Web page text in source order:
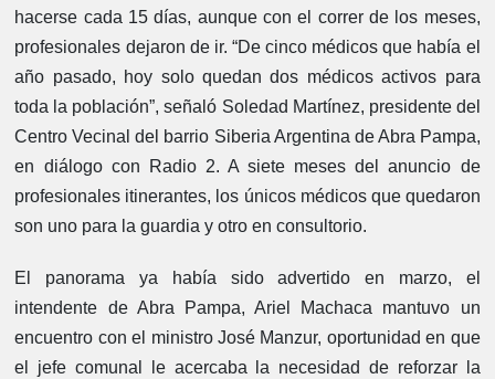
hacerse cada 15 días, aunque con el correr de los meses,
profesionales dejaron de ir. “De cinco médicos que había el
año pasado, hoy solo quedan dos médicos activos para
toda la población”, señaló Soledad Martínez, presidente del
Centro Vecinal del barrio Siberia Argentina de Abra Pampa,
en diálogo con Radio 2. A siete meses del anuncio de
profesionales itinerantes, los únicos médicos que quedaron
son uno para la guardia y otro en consultorio.
El panorama ya había sido advertido en marzo, el
intendente de Abra Pampa, Ariel Machaca mantuvo un
encuentro con el ministro José Manzur, oportunidad en que
el jefe comunal le acercaba la necesidad de reforzar la